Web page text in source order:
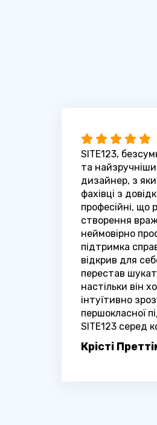
SITE123,
та
дизайнер, з
фахівці з
професійні, що
створення
неймовірно
підтримка
відкрив для
перестав
настільки він
інтуїтивно
першокласної
SITE123 серед
Крісті